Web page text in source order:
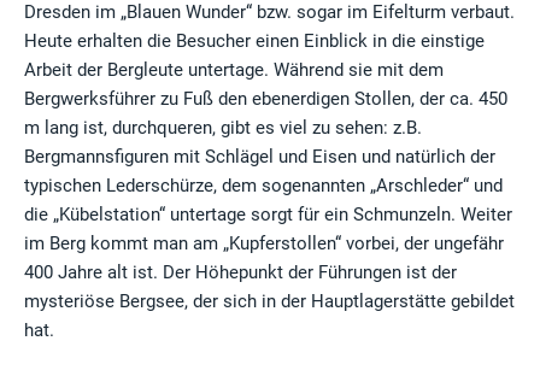
Dresden im „Blauen Wunder“ bzw. sogar im Eifelturm verbaut.
Heute erhalten die Besucher einen Einblick in die einstige
Arbeit der Bergleute untertage. Während sie mit dem
Bergwerksführer zu Fuß den ebenerdigen Stollen, der ca. 450
m lang ist, durchqueren, gibt es viel zu sehen: z.B.
Bergmannsfiguren mit Schlägel und Eisen und natürlich der
typischen Lederschürze, dem sogenannten „Arschleder“ und
die „Kübelstation“ untertage sorgt für ein Schmunzeln. Weiter
im Berg kommt man am „Kupferstollen“ vorbei, der ungefähr
400 Jahre alt ist. Der Höhepunkt der Führungen ist der
mysteriöse Bergsee, der sich in der Hauptlagerstätte gebildet
hat.